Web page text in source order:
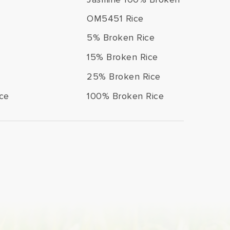
OM5451 Rice
5% Broken Rice
15% Broken Rice
25% Broken Rice
100% Broken Rice